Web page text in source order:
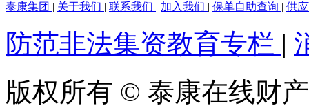
泰康集团 | 关于我们 | 联系我们 | 加入我们 | 保单自助查询 | 供
防范非法集资教育专栏 |
版权所有 © 泰康在线财